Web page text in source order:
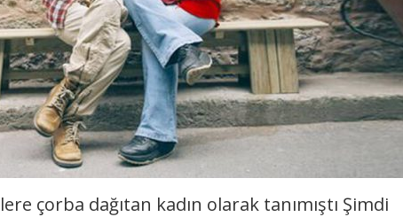
çorba dağıtan kadın olarak tanımıştı Şimdi